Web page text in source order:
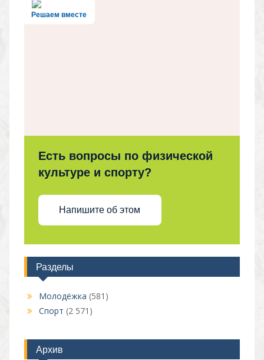
Решаем вместе
Есть вопросы по физической
культуре и спорту?
Напишите об этом
Разделы
Молодёжка (581)
Спорт (2 571)
Архив